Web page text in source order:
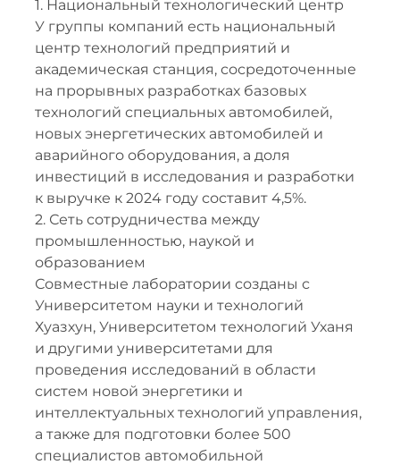
1. Национальный технологический центр
У группы компаний есть национальный
центр технологий предприятий и
академическая станция, сосредоточенные
на прорывных разработках базовых
технологий специальных автомобилей,
новых энергетических автомобилей и
аварийного оборудования, а доля
инвестиций в исследования и разработки
к выручке к 2024 году составит 4,5%.
2. Сеть сотрудничества между
промышленностью, наукой и
образованием
Совместные лаборатории созданы с
Университетом науки и технологий
Хуазхун, Университетом технологий Уханя
и другими университетами для
проведения исследований в области
систем новой энергетики и
интеллектуальных технологий управления,
а также для подготовки более 500
специалистов автомобильной